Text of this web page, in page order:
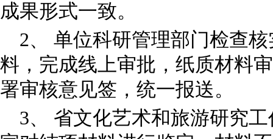
成果形式一致。
2、 单位科研管理部门检查
料，完成线上审批，纸质材料
署审核意见签，统一报送。
3、 省文化艺术和旅游研究